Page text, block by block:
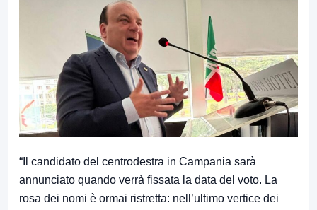
“Il candidato del centrodestra in Campania sarà
annunciato quando verrà fissata la data del voto. La
rosa dei nomi è ormai ristretta: nell’ultimo vertice dei